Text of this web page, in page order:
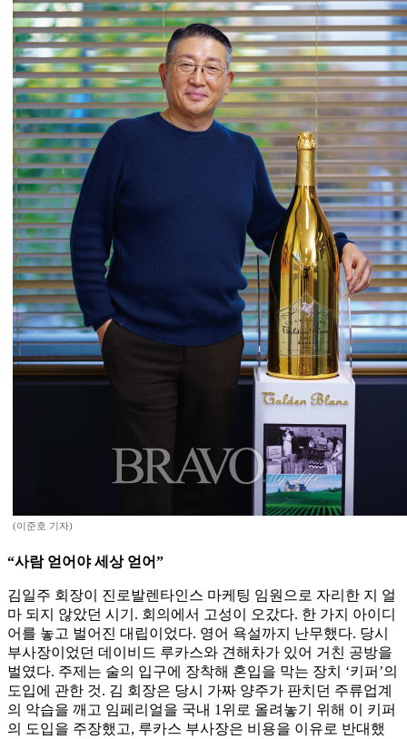
(이준호 기자)
“사람 얻어야 세상 얻어”
김일주 회장이 진로발렌타인스 마케팅 임원으로 자리한 지 얼
마 되지 않았던 시기. 회의에서 고성이 오갔다. 한 가지 아이디
어를 놓고 벌어진 대립이었다. 영어 욕설까지 난무했다. 당시
부사장이었던 데이비드 루카스와 견해차가 있어 거친 공방을
벌였다. 주제는 술의 입구에 장착해 혼입을 막는 장치 ‘키퍼’의
도입에 관한 것. 김 회장은 당시 가짜 양주가 판치던 주류업계
의 악습을 깨고 임페리얼을 국내 1위로 올려놓기 위해 이 키퍼
의 도입을 주장했고, 루카스 부사장은 비용을 이유로 반대했